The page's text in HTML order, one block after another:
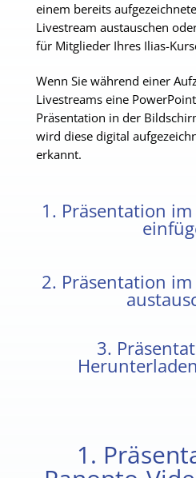
einem bereits
Livestream austauschen
für Mitglieder Ihres Ilias-
Wenn Sie während einer
Livestreams eine
Präsentation in der
wird diese digital
erkannt.
1. Präsentation
2. Präsentation
3.
1.